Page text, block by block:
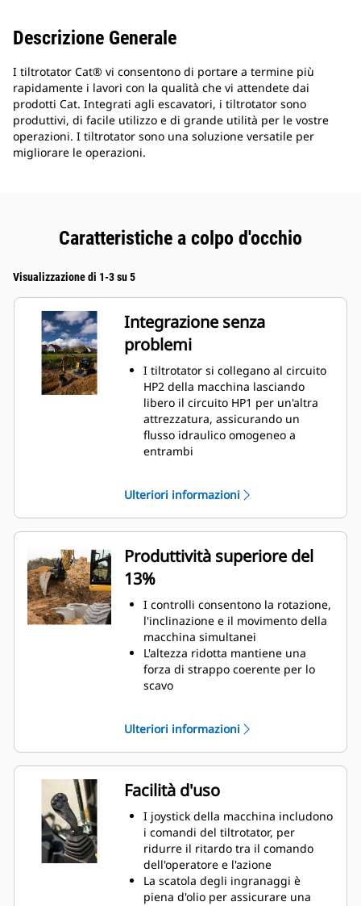
Descrizione Generale
I tiltrotator Cat® vi consentono di portare a termine più
rapidamente i lavori con la qualità che vi attendete dai
prodotti Cat. Integrati agli escavatori, i tiltrotator sono
produttivi, di facile utilizzo e di grande utilità per le vostre
operazioni. I tiltrotator sono una soluzione versatile per
migliorare le operazioni.
Caratteristiche a colpo d'occhio
Visualizzazione di 1-3 su 5
Integrazione senza
problemi
I tiltrotator si collegano al circuito
HP2 della macchina lasciando
libero il circuito HP1 per un'altra
attrezzatura, assicurando un
flusso idraulico omogeneo a
entrambi
Il sistema di posizionamento si
collega a Cat GRADE con 3D
Ulteriori informazioni
Produttività superiore del
13%
I controlli consentono la rotazione,
l'inclinazione e il movimento della
macchina simultanei
L'altezza ridotta mantiene una
forza di strappo coerente per lo
scavo
in pochi secondi
Più lavoro come meno macchine e
meno attrezzature
Ulteriori informazioni
Facilità d'uso
I joystick della macchina includono
i comandi del tiltrotator, per
ridurre il ritardo tra il comando
dell'operatore e l'azione
La scatola degli ingranaggi è
piena d'olio per assicurare una